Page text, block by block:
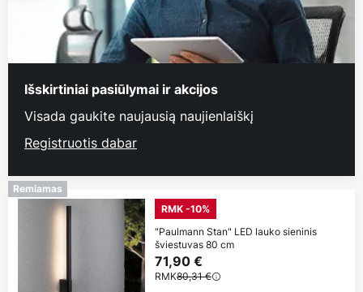
Išskirtiniai pasiūlymai ir akcijos
Visada gaukite naujausią naujienlaiškį
Registruotis dabar
Remiamas
RMK -10%
"Paulmann Stan" LED lauko sieninis
šviestuvas 80 cm
71,90 €
RMK80,31 €